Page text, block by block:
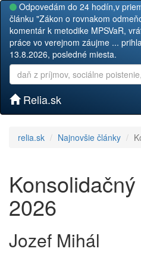
Odpovedám do 24 hodín,v
článku "Zákon o rovnakom
komentár k metodike MPSVaR,
práce vo verejnom záujme ...
13.8.2026, posledné miesta.
Relia.sk
relia.sk Najnovšie články
2026
Jozef Mihál